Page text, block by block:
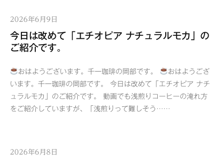
2026年6月9日
今日は改めて「エチオピア ナチュラルモカ」の
ご紹介です。
おはようございます。千一珈琲の岡部です。
おはようござ
います。千一珈琲の岡部です。 今日は改めて「エチオピア ナチ
ュラルモカ」のご紹介です。 動画でも浅煎りコーヒーの淹れ方
をご紹介していますが、「浅煎りって難しそう……
2026年6月8日